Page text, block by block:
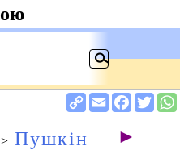
> Пушкін ►